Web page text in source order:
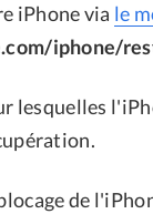
iPhone via le
iphone/
lesquelles
de